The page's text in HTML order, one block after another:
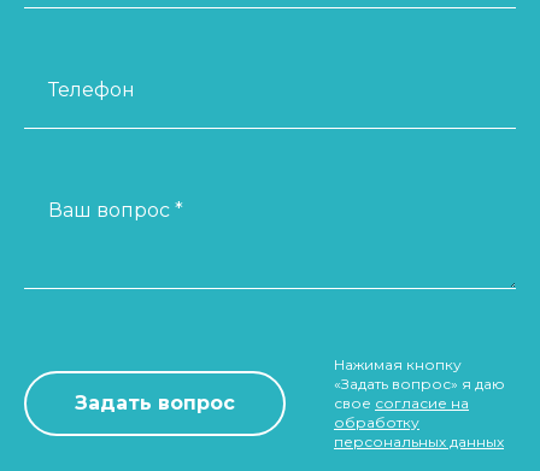
Телефон
Ваш вопрос *
Нажимая кнопку
«Задать вопрос» я даю
свое согласие на
обработку
персональных данных